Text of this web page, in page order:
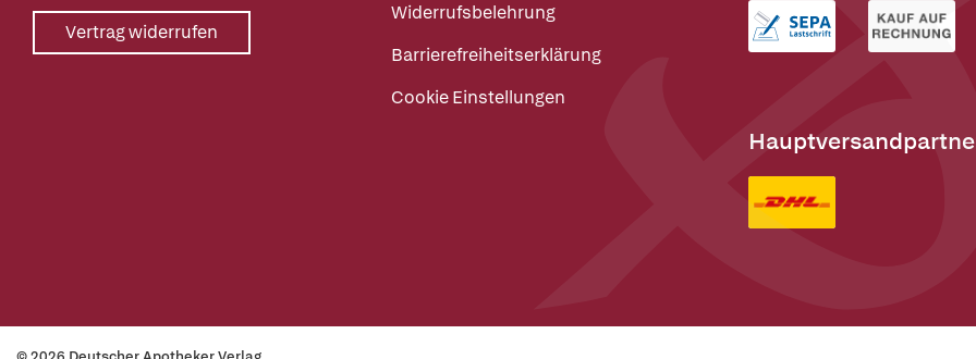
Vertrag widerrufen
Widerrufsbelehrung
Barrierefreiheitserklärung
Cookie Einstellungen